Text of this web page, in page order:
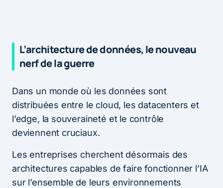
L’architecture de données, le nouveau
nerf de la guerre
Dans un monde où les données sont
distribuées entre le cloud, les datacenters et
l’edge, la souveraineté et le contrôle
deviennent cruciaux.
Les entreprises cherchent désormais des
architectures capables de faire fonctionner l’IA
sur l’ensemble de leurs environnements